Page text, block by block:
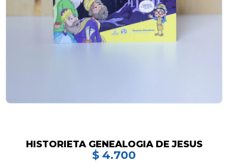
HISTORIETA GENEALOGIA DE JESUS
$ 4.700